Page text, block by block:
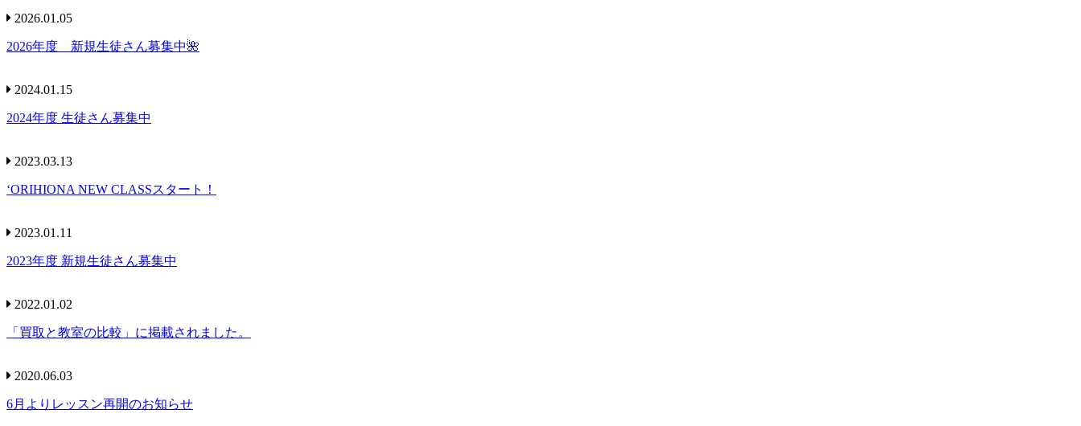
2026.01.05
2026年度 新規生徒さん募集中🌺
2024.01.15
2024年度 生徒さん募集中
2023.03.13
‘ORIHIONA NEW CLASSスタート！
2023.01.11
2023年度 新規生徒さん募集中
2022.01.02
「買取と教室の比較」に掲載されました。
2020.06.03
6月よりレッスン再開のお知らせ